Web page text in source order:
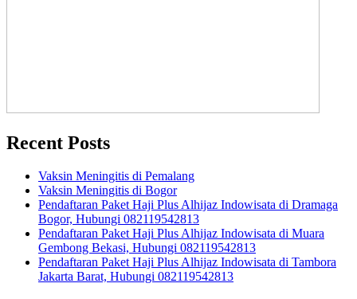
Recent Posts
Vaksin Meningitis di Pemalang
Vaksin Meningitis di Bogor
Pendaftaran Paket Haji Plus Alhijaz Indowisata di Dramaga
Bogor, Hubungi 082119542813
Pendaftaran Paket Haji Plus Alhijaz Indowisata di Muara
Gembong Bekasi, Hubungi 082119542813
Pendaftaran Paket Haji Plus Alhijaz Indowisata di Tambora
Jakarta Barat, Hubungi 082119542813